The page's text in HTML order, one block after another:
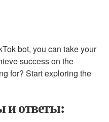
bot, you can take your
success on the
for? Start exploring the
и ответы: